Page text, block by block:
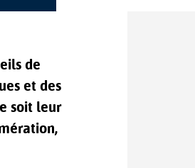
de
et des
soit leur